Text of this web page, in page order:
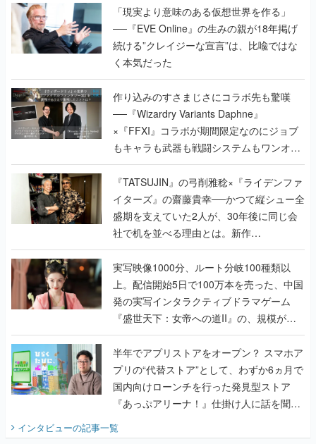
「現実より意味のある仮想世界を作る」
──『EVE Online』の生みの親が18年掲げ
続ける”クレイジーな宣言”は、比喩ではな
く本気だった
作り込みのすさまじさにコラボ先も驚嘆
──『Wizardry Variants Daphne』
×『FFXI』コラボが期間限定なのにジョブ
もキャラも武器も戦闘システムもワンオフ
で作り込まれた理由を両ディレクターに聞
く
『TATSUJIN』の弓削雅稔×『ライデンファ
イターズ』の齋藤貴幸──かつて縦シュー全
盛期を支えていた2人が、30年後に同じ会
社で机を並べる理由とは。新作
『TATSUJIN EXTREME』で初タッグを組
んだレジェンド2人に訊く開発秘話
実写映像1000分、ルート分岐100種類以
上。配信開始5日で100万本を売った、中国
発の実写インタラクティブドラマゲーム
『盛世天下：女帝への道II』の、規模が違
うこだわりをプロデューサーに聞いた
半年でアプリストアをオープン？ スマホア
プリの“代替ストア”として、わずか6ヵ月で
国内向けローンチを行った発見型ストア
『あっぷアリーナ！』仕掛け人に話を聞い
インタビューの記事一覧